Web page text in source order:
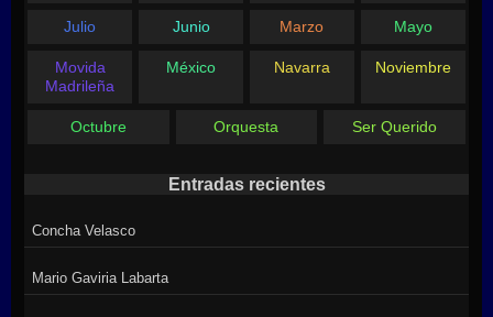
Julio Junio Marzo Mayo
Movida
Madrileña
México Navarra Noviembre
Octubre Orquesta Ser Querido
Entradas recientes
Concha Velasco
Mario Gaviria Labarta